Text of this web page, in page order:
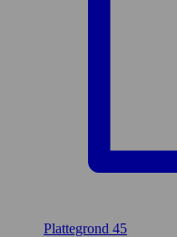
Plattegrond 45